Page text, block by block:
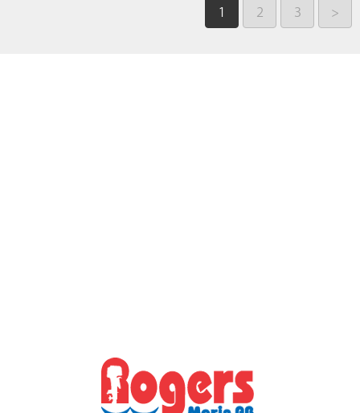
1 2 3 >